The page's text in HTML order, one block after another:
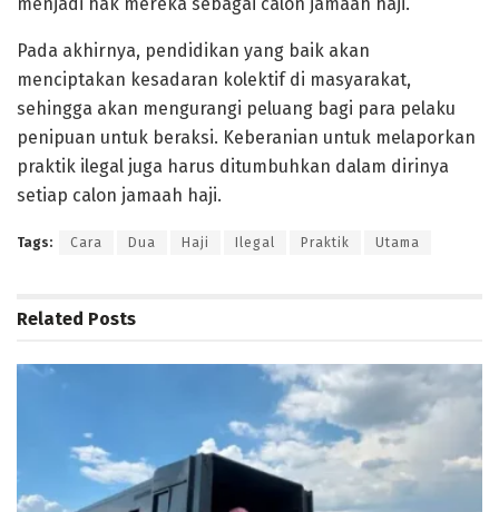
Pada akhirnya, pendidikan yang baik akan
menciptakan kesadaran kolektif di masyarakat,
sehingga akan mengurangi peluang bagi para pelaku
penipuan untuk beraksi. Keberanian untuk melaporkan
praktik ilegal juga harus ditumbuhkan dalam dirinya
setiap calon jamaah haji.
Tags: Cara Dua Haji Ilegal Praktik Utama
Related Posts